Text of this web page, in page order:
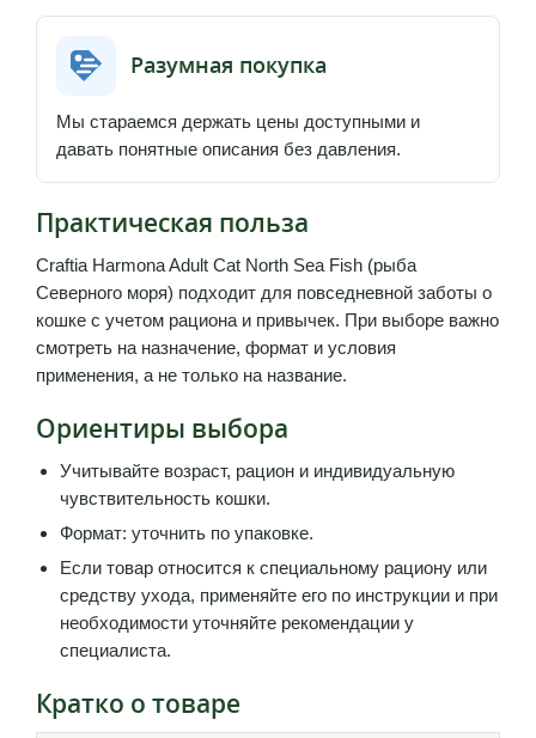
Разумная покупка
Мы стараемся держать цены доступными и
давать понятные описания без давления.
Практическая польза
Craftia Harmona Adult Cat North Sea Fish (рыба
Северного моря) подходит для повседневной заботы о
кошке с учетом рациона и привычек. При выборе важно
смотреть на назначение, формат и условия
применения, а не только на название.
Ориентиры выбора
Учитывайте возраст, рацион и индивидуальную
чувствительность кошки.
Формат: уточнить по упаковке.
Если товар относится к специальному рациону или
средству ухода, применяйте его по инструкции и при
необходимости уточняйте рекомендации у
специалиста.
Кратко о товаре